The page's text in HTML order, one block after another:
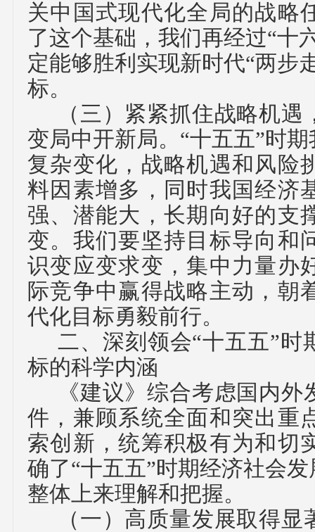
关中国式现代化全局的战略
了这个基础，我们再经过“十
定能够胜利实现新时代“两步
标。
（三） 紧紧抓住战略机遇
变局中开新局。 “十五五”时
复杂变化，战略机遇和风险
料因素增多，同时我国经济
强、潜能大，长期向好的支
变。我们要坚持目标导向和
识变应变求变，集中力量办
际竞争中赢得战略主动，朝
代化目标勇毅前行。
二、 深刻领会“十五五”时
标的科学内涵
《建议》综合考虑国内
件，兼顾系统全面和突出重
索创新，统筹积极有为和切
确了“十五五”时期经济社会
整体上来理解和把握。
（一） 高质量发展取得显